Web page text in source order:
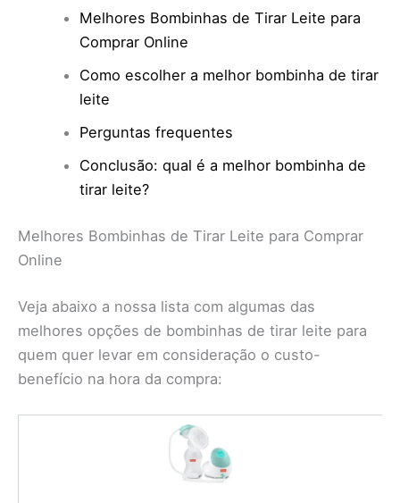
Melhores Bombinhas de Tirar Leite para
Comprar Online
Como escolher a melhor bombinha de tirar
leite
Perguntas frequentes
Conclusão: qual é a melhor bombinha de
tirar leite?
Melhores Bombinhas de Tirar Leite para Comprar
Online
Veja abaixo a nossa lista com algumas das
melhores opções de bombinhas de tirar leite para
quem quer levar em consideração o custo-
benefício na hora da compra: